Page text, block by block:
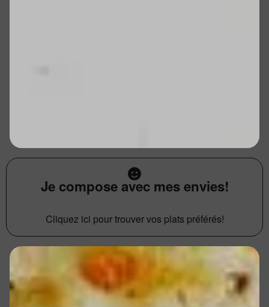
Je compose avec mes envies!
Cliquez ici pour trouver vos plats préférés!